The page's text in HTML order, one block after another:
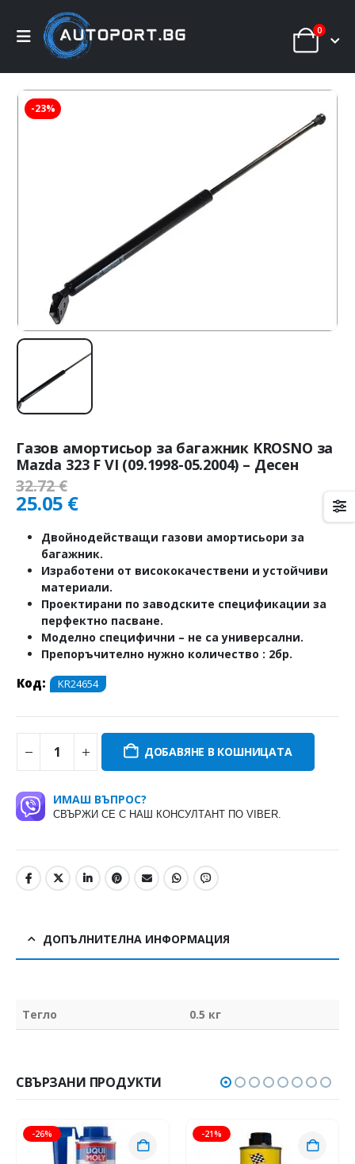
0
-23%
Газов амортисьор за багажник KROSNO за
Mazda 323 F VI (09.1998-05.2004) – Десен
32.72€
25.05 €
Двойнодействащи газови амортисьори за
багажник.
Изработени от висококачествени и устойчиви
материали.
Проектирани по заводските спецификации за
перфектно пасване.
Моделно специфични – не са универсални.
Препоръчително нужно количество : 2бр.
Код: KR24654
ДОБАВЯНЕ В КОШНИЦАТА
ИМАШ ВЪПРОС?
СВЪРЖИ СЕ С НАШ КОНСУЛТАНТ ПО VIBER.
ДОПЪЛНИТЕЛНА ИНФОРМАЦИЯ
Тегло 0.5 кг
СВЪРЗАНИ ПРОДУКТИ
-26% -21%